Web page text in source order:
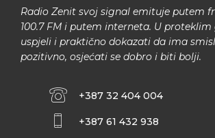
Radio Zenit svoj signal emituje putem
100.7 FM i putem interneta. U
uspjeli i praktično dokazati da ima
pozitivno, osjećati se dobro i biti bolji.
+387 32 404 004
+387 61 432 938